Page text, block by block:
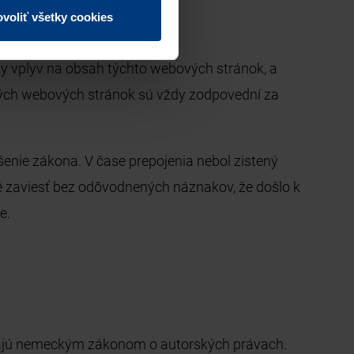
všetky cookies
vplyv na obsah týchto webových stránok, a
webových stránok sú vždy zodpovední za
zákona. V čase prepojenia nebol zistený
bez odôvodnených náznakov, že došlo k
nemeckým zákonom o autorských právach.